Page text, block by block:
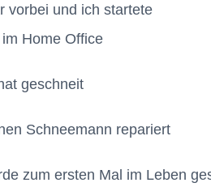
vorbei und ich startete
Home Office
geschneit
Schneemann repariert
zum ersten Mal im Leben